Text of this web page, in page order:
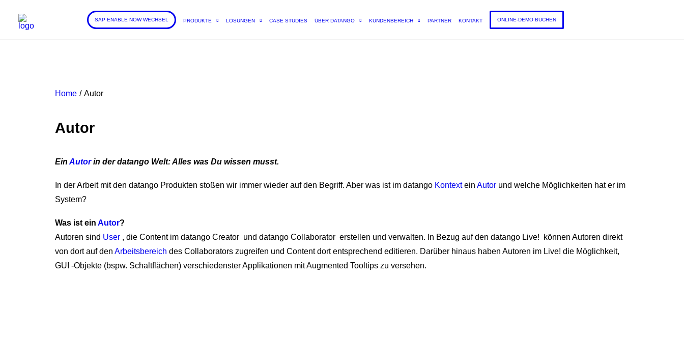
SAP ENABLE NOW WECHSEL PRODUKTE LÖSUNGEN CASE STUDIES ÜBER DATANGO KUNDENBEREICH PARTNER KONTAKT ONLINE-DEMO BUCHEN
Home Autor
Autor
Ein Autorin der datango Welt: Alles was Du wissen musst.
In der Arbeit mit den datango Produkten stoßen wir immer wieder auf den Begriff. Aber was ist im datango Kontextein Autor und welche Möglichkeiten hat er im
System?
Was ist ein Autor?
Autoren sind User , die Content im datango Creator und datango Collaborator erstellen und verwalten. In Bezug auf den datango Live! können Autoren direkt
von dort auf den Arbeitsbereich des Collaborators zugreifen und Content dort entsprechend editieren. Darüber hinaus haben Autoren im Live! die Möglichkeit,
GUI -Objekte (bspw. Schaltflächen) verschiedenster Applikationen mit Augmented Tooltips zu versehen.